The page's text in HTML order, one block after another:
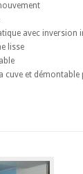
avec inversion
lisse
cuve et